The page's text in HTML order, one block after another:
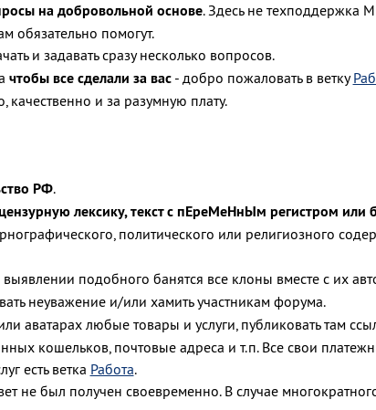
на добровольной основе. Здесь не техподдержка
обязательно помогут.
и задавать сразу несколько вопросов.
чтобы все сделали за вас- добро пожаловать в ветку
и за разумную плату.
РФ.
лексику, текст с пЕреМеНнЫм регистром
политического или религиозного
подобного банятся все клоны вместе с их
неуважение и/или хамить участникам форума.
аватарах любые товары и услуги, публиковать там
кошельков, почтовые адреса и т.п. Все свои
есть ветка Работа.
не был получен своевременно. В случае